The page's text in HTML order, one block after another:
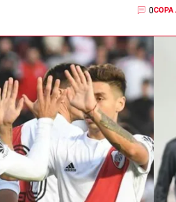
0COPA